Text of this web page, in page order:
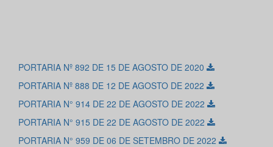
PORTARIA Nº 892 DE 15 DE AGOSTO DE 2020
PORTARIA Nº 888 DE 12 DE AGOSTO DE 2022
PORTARIA N° 914 DE 22 DE AGOSTO DE 2022
PORTARIA N° 915 DE 22 DE AGOSTO DE 2022
PORTARIA N° 959 DE 06 DE SETEMBRO DE 2022